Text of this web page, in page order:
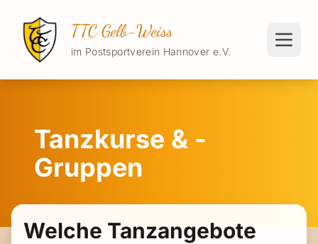
TTC Gelb-Weiss
im Postsportverein Hannover e.V.
Tanzkurse & -
Gruppen
Welche Tanzangebote